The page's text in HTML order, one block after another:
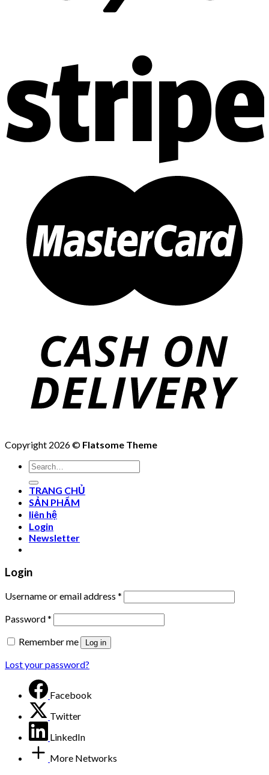
Copyright 2026 © Flatsome Theme
Search
for:
TRANG CHỦ
SẢN PHẨM
liên hệ
Login
Newsletter
Login
Username or email address *
Password*
Remember me
Log in
Lost your password?
Facebook
Twitter
LinkedIn
More Networks